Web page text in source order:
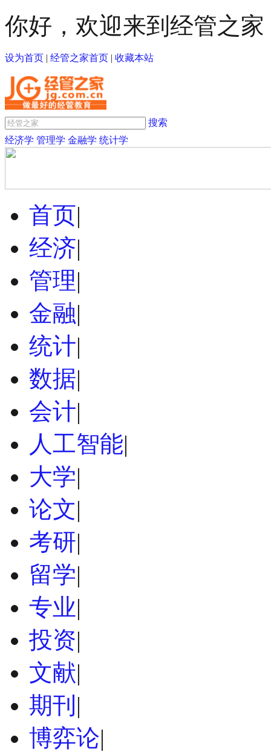
你好，欢迎来到经管之家
设为首页 | 经管之家首页 | 收藏本站
搜索
经济学 管理学 金融学 统计学
首页|
经济|
管理|
金融|
统计|
数据|
会计|
人工智能|
大学|
论文|
考研|
留学|
专业|
投资|
文献|
期刊 |
博弈论|